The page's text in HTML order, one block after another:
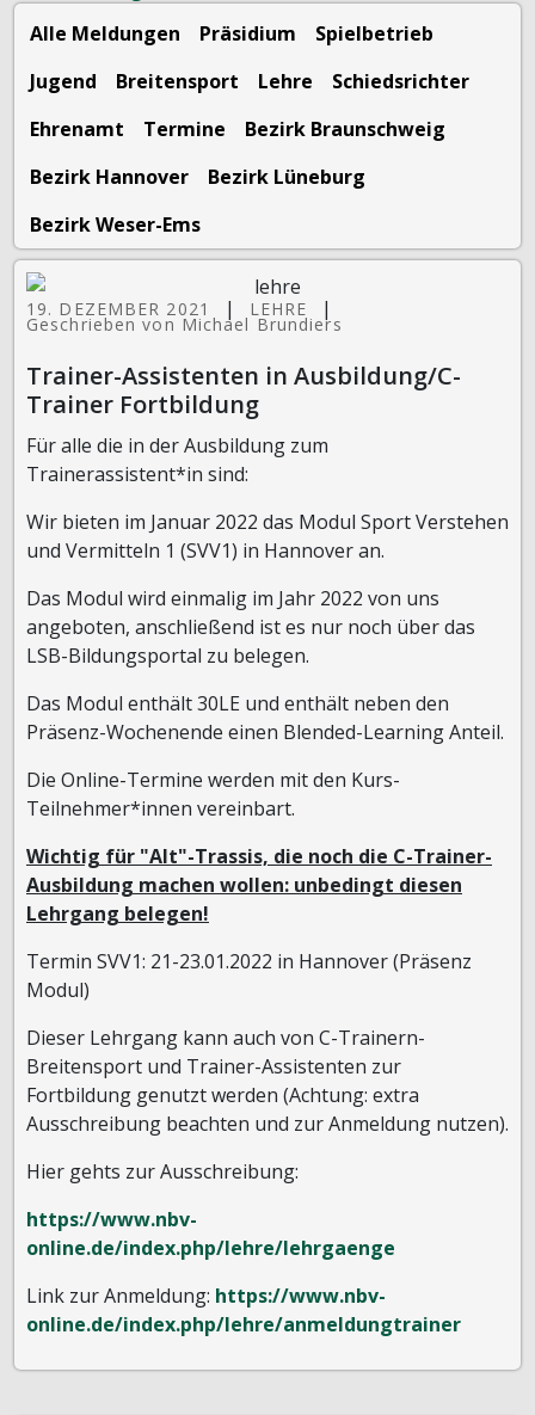
Alle Meldungen Präsidium
Spielbetrieb
Jugend
Breitensport Lehre
Schiedsrichter
Ehrenamt
Termine
Bezirk Braunschweig
Bezirk Hannover
Bezirk Lüneburg
Bezirk Weser-Ems
19. DEZEMBER 2021 | LEHRE |
Geschrieben von Michael Brundiers
Trainer-Assistenten in Ausbildung/C-
Trainer Fortbildung
Für alle die in der Ausbildung zum
Trainerassistent*in sind:
Wir bieten im Januar 2022 das Modul Sport Verstehen
und Vermitteln 1 (SVV1) in Hannover an.
Das Modul wird einmalig im Jahr 2022 von uns
angeboten, anschließend ist es nur noch über das
LSB-Bildungsportal zu belegen.
Das Modul enthält 30LE und enthält neben den
Präsenz-Wochenende einen Blended-Learning Anteil.
Die Online-Termine werden mit den Kurs-
Teilnehmer*innen vereinbart.
Wichtig für "Alt"-Trassis, die noch die C-Trainer-
Ausbildung machen wollen: unbedingt diesen
Lehrgang belegen!
Termin SVV1: 21-23.01.2022 in Hannover (Präsenz
Modul)
Dieser Lehrgang kann auch von C-Trainern-
Breitensport und Trainer-Assistenten zur
Fortbildung genutzt werden (Achtung: extra
Ausschreibung beachten und zur Anmeldung nutzen).
Hier gehts zur Ausschreibung:
https://www.nbv-
online.de/index.php/lehre/lehrgaenge
Link zur Anmeldung: https://www.nbv-
online.de/index.php/lehre/anmeldungtrainer